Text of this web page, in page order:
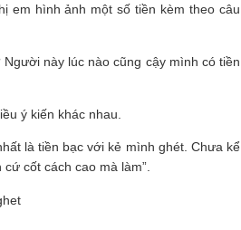
em hình ảnh một số tiền kèm theo câu
này lúc nào cũng cậy mình có tiền
ý kiến khác nhau.
là tiền bạc với kẻ mình ghét. Chưa kể
cốt cách cao mà làm”.